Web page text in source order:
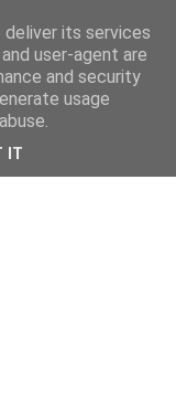
its services
user-agent are
and security
usage
IT